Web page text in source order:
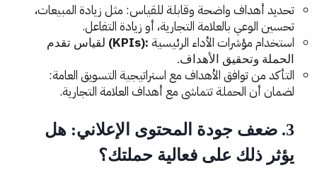
تحديد أهداف واضحة وقابلة للقياس: مثل زيادة المبيعات،
تحسين الوعي بالعلامة التجارية، أو زيادة التفاعل.
استخدام مؤشرات الأداء الرئيسية :(KPIs)
لقياس تقدم
الحملة وتحقيق الأهداف.
التأكد من توافق الأهداف مع استراتيجية التسويق العامة:
لضمان أن الحملة تتماشى مع أهداف العلامة التجارية.
3. ضعف جودة المحتوى الإعلاني: هل
يؤثر ذلك على فعالية حملتك؟